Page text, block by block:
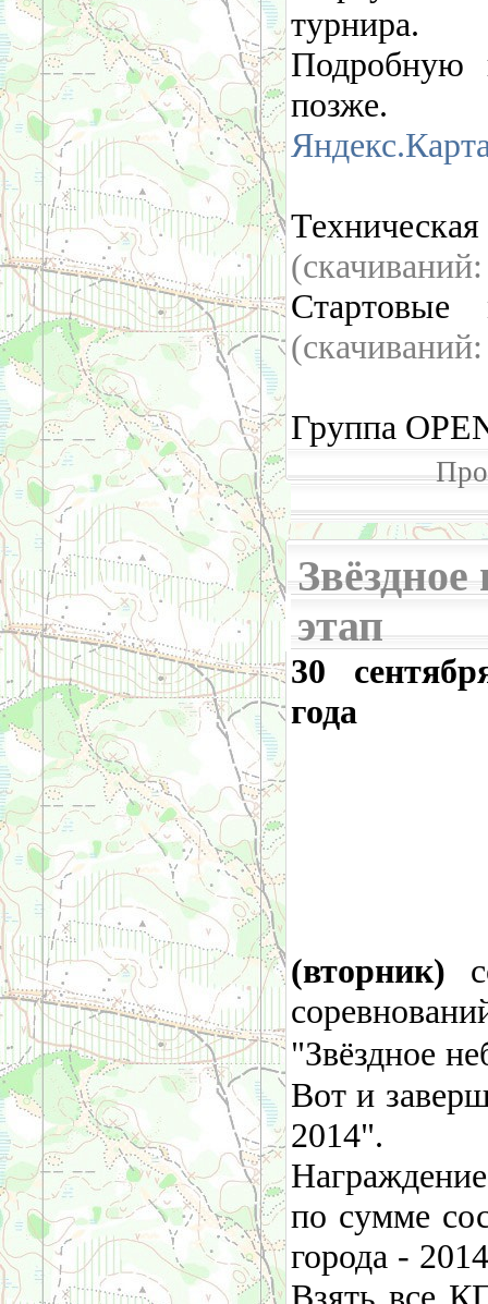
турнира.
Подробную
позже.
Группа
Звёздное
этап
30
года
(вторник)
"Звёздное
Вот и
2014".
по сумме
города -